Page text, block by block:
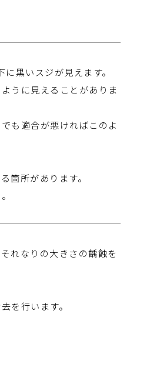
黒いスジが見えます。
うに見えることがありま
も適合が悪ければこのよ
箇所があります。
れなりの大きさの齲蝕を
を行います。